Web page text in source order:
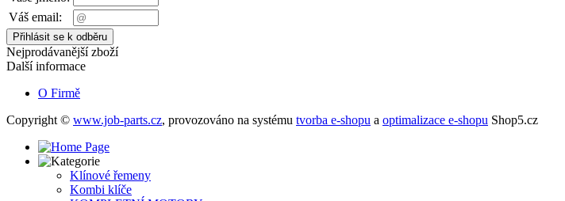
Váš email:
Nejprodávanější zboží
Další informace
O Firmě
Copyright © www.job-parts.cz, provozováno na systému tvorba e-shopu a optimalizace e-shopu Shop5.cz
Klínové řemeny
Kombi klíče